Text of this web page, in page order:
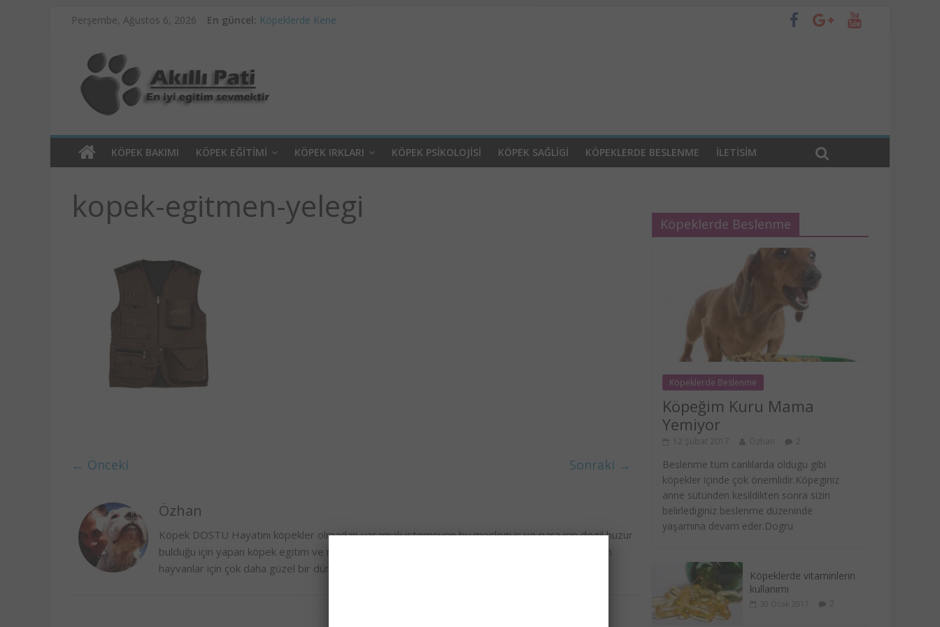
Perşembe, Ağustos 6, 2026 En güncel: Köpeklerde Kene
KÖPEK BAKIMI KÖPEK EĞITIMI KÖPEK IRKLARI KÖPEK PSIKOLOJISI KÖPEK SAĞLIGI KÖPEKLERDE BESLENME ILETISIM
kopek-egitmen-yelegi
← Önceki Sonraki →
Özhan
Köpek DOSTU Hayatını köpekler olmadan yaşamak istemeyen,bu meslegi iş ve para için degil huzur
bulduğu için yapan köpek egitim ve rehabilitasyonu üzerine çesitli çalismalar, araştirmalar yapan
hayvanlar için çok daha güzel bir dünya düşleyen 32 yaşında ATATÜRKCÜ Memleket Sevdalisi.
Köpeklerde Beslenme
Köpeklerde Beslenme
Köpeğim Kuru Mama
Yemiyor
12 Şubat 2017 Özhan
Beslenme tüm canlılarda oldugu gibi
köpekler içinde çok önemlidir.Köpeginiz
anne sütünden kesildikten sonra sizin
belirlediginiz beslenme düzeninde
yaşamına devam eder.Dogru
Köpeklerde vitaminlerin
kullanımı